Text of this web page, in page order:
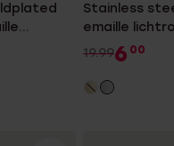
Stainless
emaille
19.996 00